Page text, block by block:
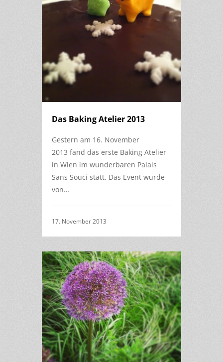
Das Baking Atelier 2013
Gestern am 16. November
2013 fand das erste Baking Atelier
in Wien im wunderbaren Palais
Sans Souci statt. Das Event wurde
von…
17. November 2013